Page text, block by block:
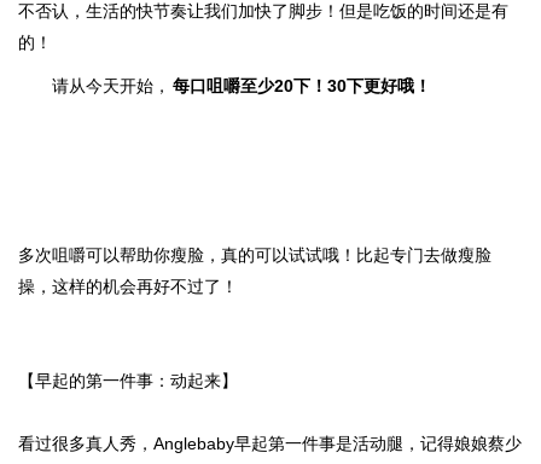
不否认，生活的快节奏让我们加快了脚步！但是吃饭的时间还是有
的！
请从今天开始， 每口咀嚼至少20下！30下更好哦！
多次咀嚼可以帮助你瘦脸，真的可以试试哦！比起专门去做瘦脸
操，这样的机会再好不过了！
【早起的第一件事：动起来】
看过很多真人秀，Anglebaby早起第一件事是活动腿，记得娘娘蔡少